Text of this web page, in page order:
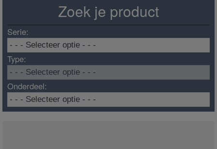
Zoek je product
Serie:
Type:
Onderdeel: